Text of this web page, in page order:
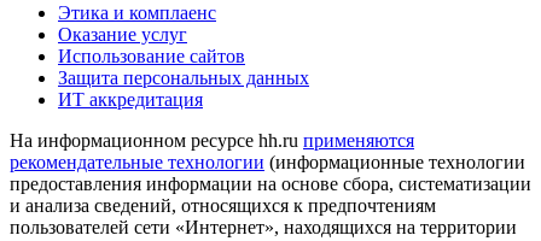
Этика и комплаенс
Оказание услуг
Использование сайтов
Защита персональных данных
ИТ аккредитация
На информационном ресурсе hh.ru применяются
рекомендательные технологии (информационные технологии
предоставления информации на основе сбора, систематизации
и анализа сведений, относящихся к предпочтениям
пользователей сети «Интернет», находящихся на территории